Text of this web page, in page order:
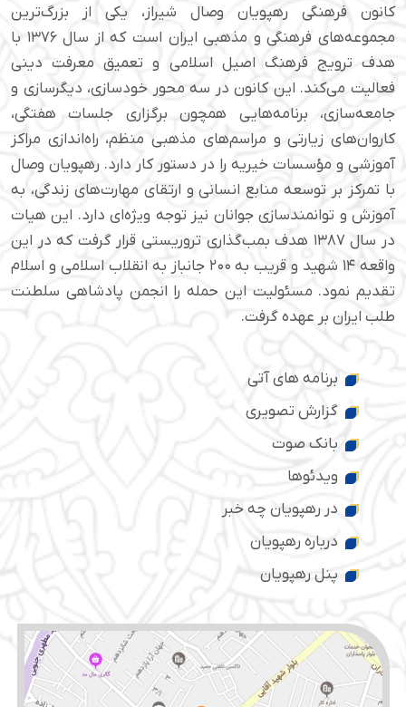
کانون فرهنگی رهپویان وصال شیراز، یکی از بزرگ‌ترین
مجموعه‌های فرهنگی و مذهبی ایران است که از سال ۱۳۷۶ با
هدف ترویج فرهنگ اصیل اسلامی و تعمیق معرفت دینی
فعالیت می‌کند. این کانون در سه محور خودسازی، دیگرسازی و
جامعه‌سازی، برنامه‌هایی همچون برگزاری جلسات هفتگی،
کاروان‌های زیارتی و مراسم‌های مذهبی منظم، راه‌اندازی مراکز
آموزشی و مؤسسات خیریه را در دستور کار دارد. رهپویان وصال
با تمرکز بر توسعه منابع انسانی و ارتقای مهارت‌های زندگی، به
آموزش و توانمندسازی جوانان نیز توجه ویژه‌ای دارد. این هیات
در سال ۱۳۸۷ هدف بمب‌گذاری تروریستی قرار گرفت که در این
واقعه ۱۴ شهید و قریب به ۲۰۰ جانباز به انقلاب اسلامی و اسلام
تقدیم نمود. مسئولیت این حمله را انجمن پادشاهی سلطنت
طلب ایران بر عهده گرفت.
برنامه های آتی
گزارش تصویری
بانک صوت
ویدئوها
در رهپویان چه خبر
درباره رهپویان
پنل رهپویان